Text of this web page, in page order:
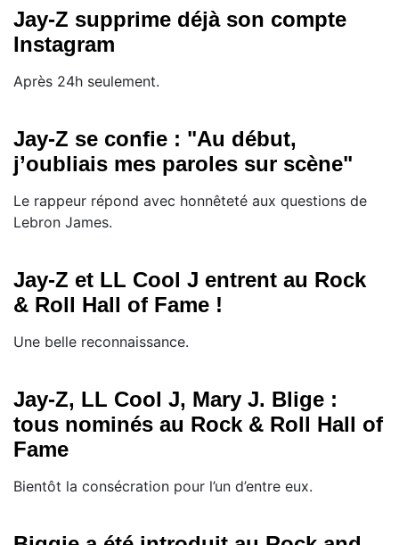
Jay-Z supprime déjà son compte
Instagram
Après 24h seulement.
Jay-Z se confie : "Au début,
j’oubliais mes paroles sur scène"
Le rappeur répond avec honnêteté aux questions de
Lebron James.
Jay-Z et LL Cool J entrent au Rock
& Roll Hall of Fame !
Une belle reconnaissance.
Jay-Z, LL Cool J, Mary J. Blige :
tous nominés au Rock & Roll Hall of
Fame
Bientôt la consécration pour l’un d’entre eux.